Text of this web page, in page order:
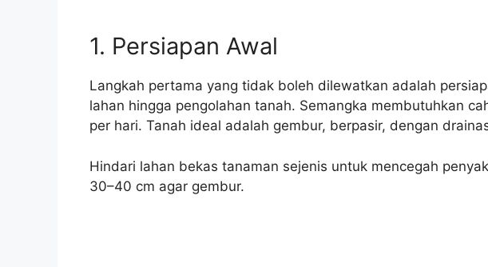
1. Persiapan Awal
Langkah pertama yang tidak boleh dilewatkan adalah
lahan hingga pengolahan tanah. Semangka membutuhkan
per hari. Tanah ideal adalah gembur, berpasir, dengan
Hindari lahan bekas tanaman sejenis untuk mencegah
30–40 cm agar gembur.